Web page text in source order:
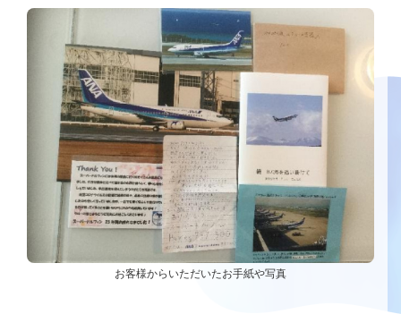
お客様からいただいたお手紙や写真